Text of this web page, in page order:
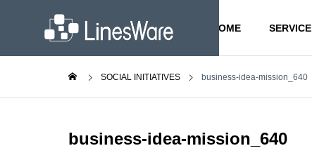
HOME SERVICE
GREETING
ご挨拶
SOCIAL INITIATIVES business-idea-mission_640
business-idea-mission_640